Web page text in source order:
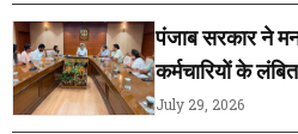
पंजाब सरकार ने
कर्मचारियों के
July 29, 2026